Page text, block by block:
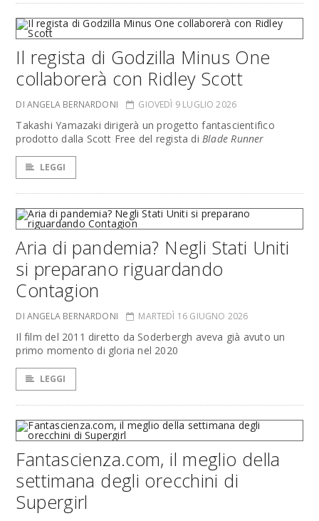
Il regista di Godzilla Minus One
collaborerà con Ridley Scott
DI ANGELA BERNARDONI GIOVEDÌ 9 LUGLIO 2026
Takashi Yamazaki dirigerà un progetto fantascientifico
prodotto dalla Scott Free del regista diBlade Runner
LEGGI
Aria di pandemia? Negli Stati Uniti
si preparano riguardando
Contagion
DI ANGELA BERNARDONI MARTEDÌ 16 GIUGNO 2026
Il film del 2011 diretto da Soderbergh aveva già avuto un
primo momento di gloria nel 2020
LEGGI
Fantascienza.com, il meglio della
settimana degli orecchini di
Supergirl